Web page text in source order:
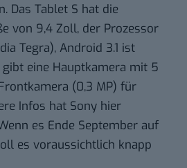
Das Tablet S hat die
von 9,4 Zoll, der Prozessor
Tegra), Android 3.1 ist
eine Hauptkamera mit 5
(0,3 MP) für
Infos hat Sony hier
es Ende September auf
es voraussichtlich knapp